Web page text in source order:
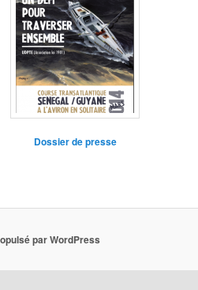
Dossier de presse
par WordPress